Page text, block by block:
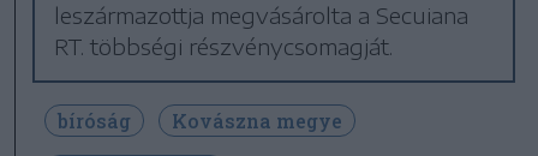
leszármazottja megvásárolta a Secuiana
RT. többségi részvénycsomagját.
bíróság
Kovászna megye